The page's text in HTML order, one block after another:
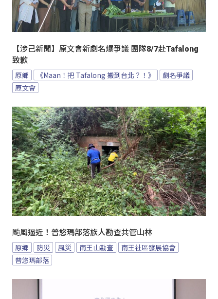
【涉己新聞】原文會新劇名爆爭議 團隊8/7赴Tafalong
致歉
原鄉 《Maan！把 Tafalong 搬到台北？！》
劇名爭議
原文會
颱風逼近！普悠瑪部落族人勘查共管山林
原鄉 防災 風災 南王山勘查
南王社區發展協會
普悠瑪部落